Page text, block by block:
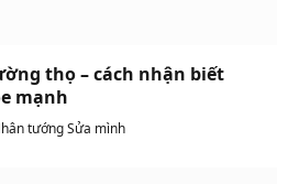
thọ – cách nhận biết
mạnh
tướng Sửa mình